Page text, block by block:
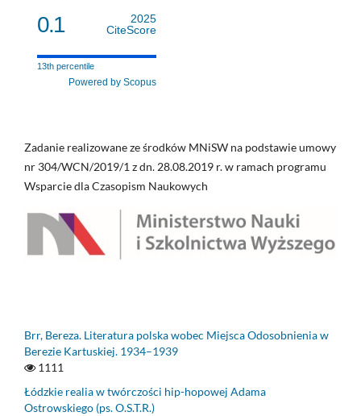
0.1
2025
CiteScore
13th percentile
Powered by Scopus
Zadanie realizowane ze środków MNiSW na podstawie umowy
nr 304/WCN/2019/1 z dn. 28.08.2019 r. w ramach programu
Wsparcie dla Czasopism Naukowych
Brr, Bereza. Literatura polska wobec Miejsca Odosobnienia w
Berezie Kartuskiej. 1934–1939
1111
Łódzkie realia w twórczości hip-hopowej Adama
Ostrowskiego (ps. O.S.T.R.)